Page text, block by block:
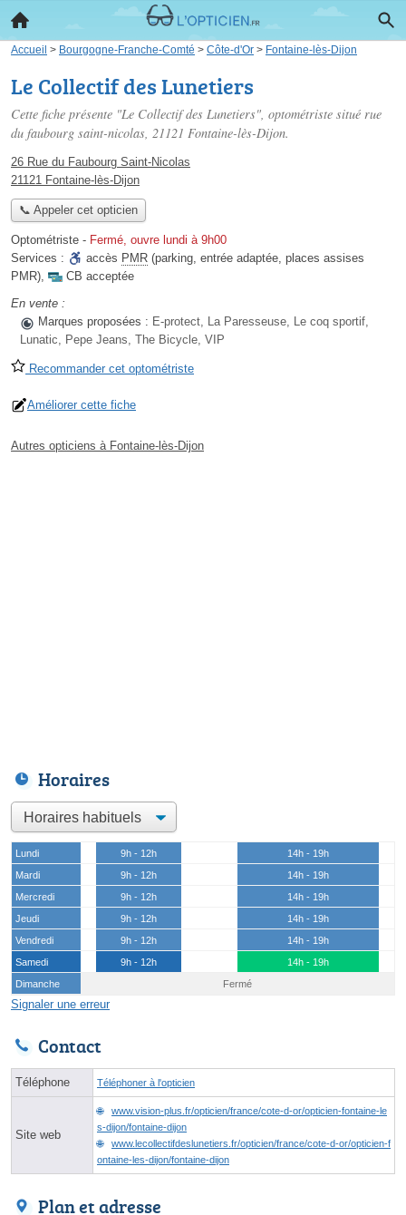
Accueil > Bourgogne-Franche-Comté > Côte-d'Or > Fontaine-lès-Dijon
Le Collectif des Lunetiers
Cette fiche présente "Le Collectif des Lunetiers", optométriste situé rue
du faubourg saint-nicolas, 21121 Fontaine-lès-Dijon.
26 Rue du Faubourg Saint-Nicolas
21121 Fontaine-lès-Dijon
📞 Appeler cet opticien
Optométriste - Fermé, ouvre lundi à 9h00
Services :
accès PMR (parking, entrée adaptée, places assises
PMR),
CB acceptée
En vente :
Marques proposées : E-protect, La Paresseuse, Le coq sportif,
Lunatic, Pepe Jeans, The Bicycle, VIP
Recommander cet optométriste
Améliorer cette fiche
Autres opticiens à Fontaine-lès-Dijon
Horaires
Lundi 9h - 12h
14h - 19h
Mardi
9h - 12h
14h - 19h
Mercredi
9h - 12h
14h - 19h
Jeudi
9h - 12h
14h - 19h
Vendredi
9h - 12h
14h - 19h
Samedi
9h - 12h
14h - 19h
Dimanche
Fermé
Signaler une erreur
Contact
Téléphone Téléphoner à l'opticien
Site web
www.vision-plus.fr/opticien/france/cote-d-or/opticien-fontaine-le
s-dijon/fontaine-dijon
www.lecollectifdeslunetiers.fr/opticien/france/cote-d-or/opticien-f
ontaine-les-dijon/fontaine-dijon
Plan et adresse